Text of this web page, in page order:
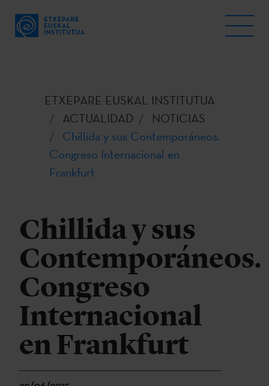
ETXEPARE EUSKAL INSTITUTUA
ACTUALIDAD
NOTICIAS
Chillida y sus Contemporáneos.
Congreso Internacional en
Frankfurt
Chillida y sus
Contemporáneos.
Congreso
Internacional
en Frankfurt